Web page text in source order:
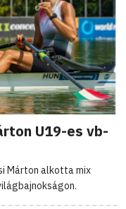
U19-es vb-
Márton alkotta mix